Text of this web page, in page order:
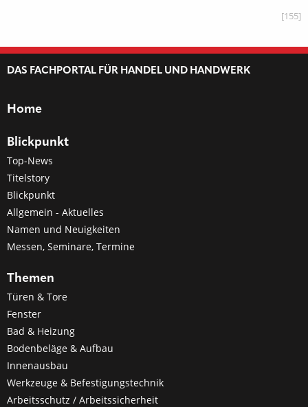
[155]
DAS FACHPORTAL FÜR HANDEL UND HANDWERK
Home
Blickpunkt
Top-News
Titelstory
Blickpunkt
Allgemein - Aktuelles
Namen und Neuigkeiten
Messen, Seminare, Termine
Themen
Türen & Tore
Fenster
Bad & Heizung
Bodenbeläge & Aufbau
Innenausbau
Werkzeuge & Befestigungstechnik
Arbeitsschutz / Arbeitssicherheit